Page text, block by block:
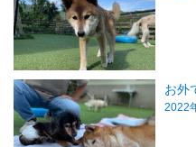
お外
2022